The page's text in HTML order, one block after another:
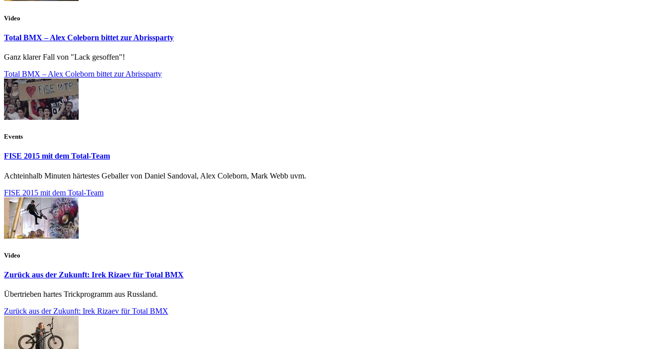
Video
Total BMX – Alex Coleborn bittet zur Abrissparty
Ganz klarer Fall von "Lack gesoffen"!
Total BMX – Alex Coleborn bittet zur Abrissparty
Events
FISE 2015 mit dem Total-Team
Achteinhalb Minuten härtestes Geballer von Daniel Sandoval, Alex Coleborn, Mark Webb uvm.
FISE 2015 mit dem Total-Team
Video
Zurück aus der Zukunft: Irek Rizaev für Total BMX
Übertrieben hartes Trickprogramm aus Russland.
Zurück aus der Zukunft: Irek Rizaev für Total BMX